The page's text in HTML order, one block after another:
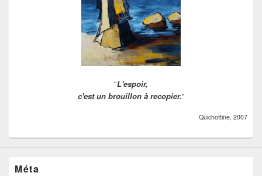
"L'espoir,
c'est un brouillon à recopier."
Quichottine, 2007
Méta